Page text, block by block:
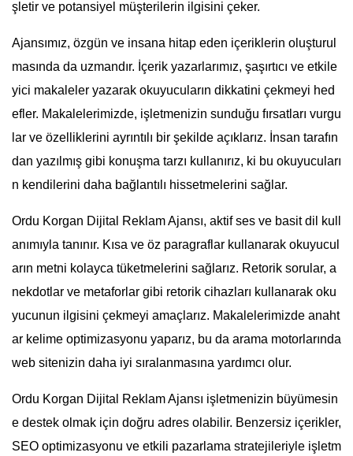
şletir ve potansiyel müşterilerin ilgisini çeker.
Ajansımız, özgün ve insana hitap eden içeriklerin oluşturul
masında da uzmandır. İçerik yazarlarımız, şaşırtıcı ve etkile
yici makaleler yazarak okuyucuların dikkatini çekmeyi hed
efler. Makalelerimizde, işletmenizin sunduğu fırsatları vurgu
lar ve özelliklerini ayrıntılı bir şekilde açıklarız. İnsan tarafın
dan yazılmış gibi konuşma tarzı kullanırız, ki bu okuyucuları
n kendilerini daha bağlantılı hissetmelerini sağlar.
Ordu Korgan Dijital Reklam Ajansı, aktif ses ve basit dil kull
anımıyla tanınır. Kısa ve öz paragraflar kullanarak okuyucul
arın metni kolayca tüketmelerini sağlarız. Retorik sorular, a
nekdotlar ve metaforlar gibi retorik cihazları kullanarak oku
yucunun ilgisini çekmeyi amaçlarız. Makalelerimizde anaht
ar kelime optimizasyonu yaparız, bu da arama motorlarında
web sitenizin daha iyi sıralanmasına yardımcı olur.
Ordu Korgan Dijital Reklam Ajansı işletmenizin büyümesin
e destek olmak için doğru adres olabilir. Benzersiz içerikler,
SEO optimizasyonu ve etkili pazarlama stratejileriyle işletm